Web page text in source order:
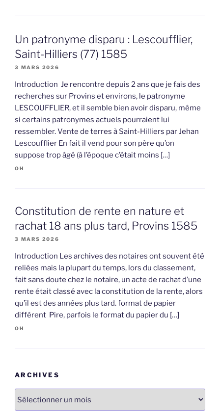
Un patronyme disparu : Lescoufflier,
Saint-Hilliers (77) 1585
3 MARS 2026
Introduction Je rencontre depuis 2 ans que je fais des
recherches sur Provins et environs, le patronyme
LESCOUFFLIER, et il semble bien avoir disparu, même
si certains patronymes actuels pourraient lui
ressembler. Vente de terres à Saint-Hilliers par Jehan
Lescoufflier En fait il vend pour son père qu’on
suppose trop âgé (à l’époque c’était moins […]
OH
Constitution de rente en nature et
rachat 18 ans plus tard, Provins 1585
3 MARS 2026
Introduction Les archives des notaires ont souvent été
reliées mais la plupart du temps, lors du classement,
fait sans doute chez le notaire, un acte de rachat d’une
rente était classé avec la constitution de la rente, alors
qu’il est des années plus tard. format de papier
différent Pire, parfois le format du papier du […]
OH
ARCHIVES